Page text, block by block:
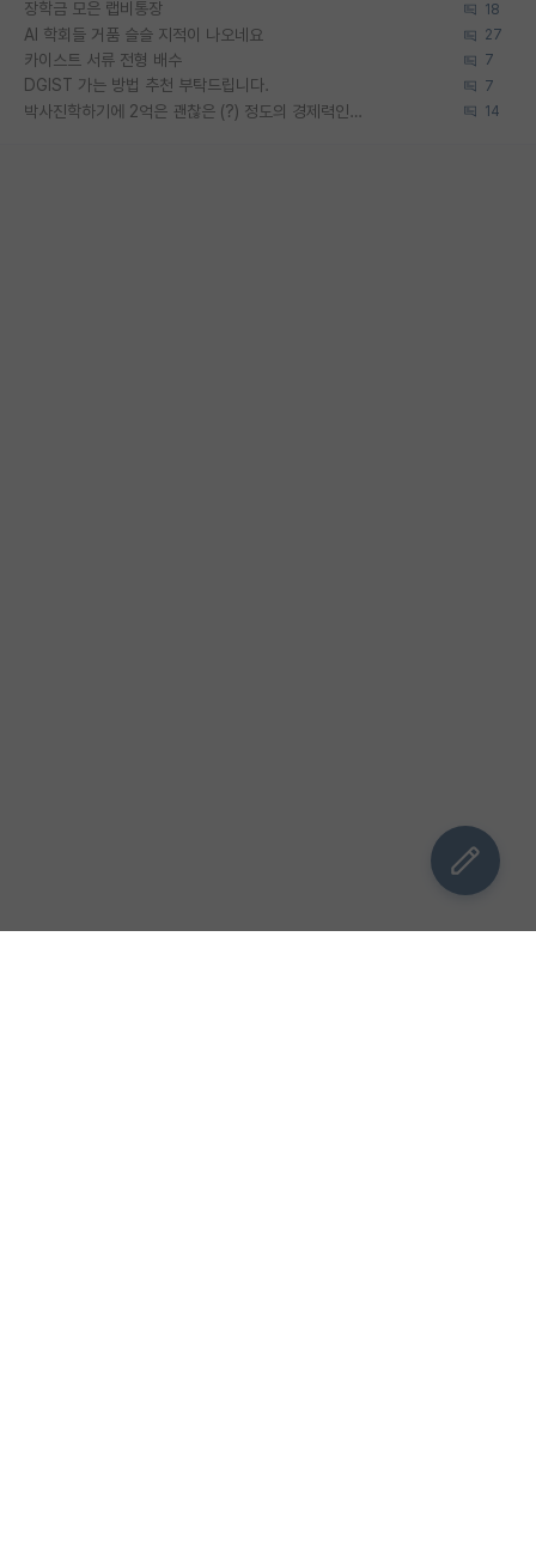
장학금 모은 랩비통장 18
AI 학회들 거품 슬슬 지적이 나오네요 27
카이스트 서류 전형 배수 7
DGIST 가는 방법 추천 부탁드립니다. 7
박사진학하기에 2억은 괜찮은 (?) 정도의 경제력인가요 14